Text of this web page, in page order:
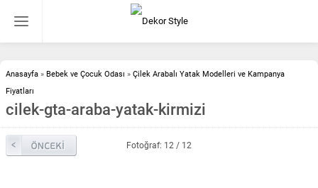
Anasayfa » Bebek ve Çocuk Odası » Çilek Arabalı Yatak Modelleri ve Kampanya
Fiyatları
cilek-gta-araba-yatak-kirmizi
Fotoğraf: 12 / 12